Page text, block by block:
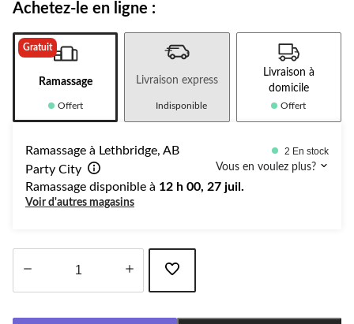
Achetez-le en ligne :
Gratuit
Ramassage
Offert
Livraison express
Indisponible
Livraison à
domicile
Offert
Ramassage à Lethbridge, AB
Party City
2 En stock
Vous en voulez plus?
Ramassage disponible à 12 h 00, 27 juil.
Voir d'autres magasins